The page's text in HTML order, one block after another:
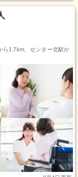
ら1.7km、センター北駅か